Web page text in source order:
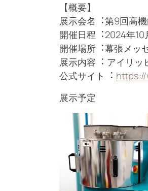
【概要】
展⽰会名︓第9回高
開催⽇程︓2024年10
開催場所︓幕張メッ
展⽰内容︓ アイリッ
公式サイト︓
展示予定